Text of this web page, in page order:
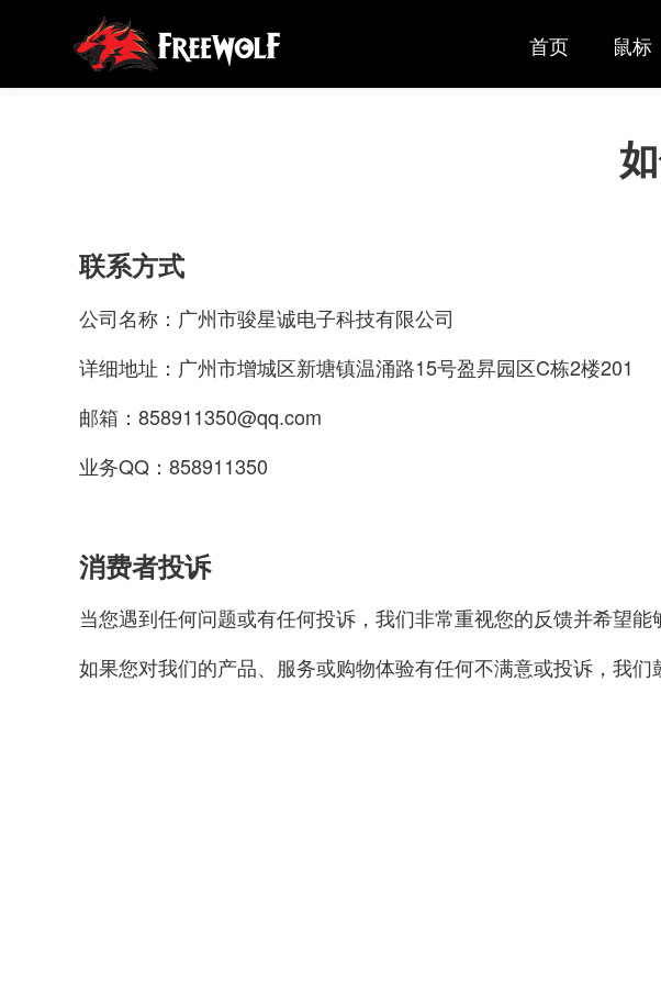
首页 鼠标
联系方式
公司名称：广州市骏星诚电子科技有限公司
详细地址：广州市增城区新塘镇温涌路15号盈昇园区C栋2楼201
邮箱：858911350@qq.com
业务QQ：858911350
消费者投诉
当您遇到任何问题或有任何投诉，我们非常重视您的反馈并希望
如果您对我们的产品、服务或购物体验有任何不满意或投诉，我